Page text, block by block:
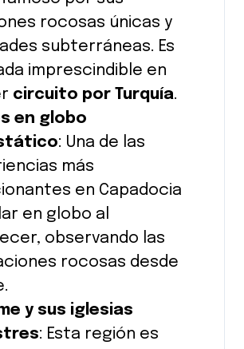
rocosas únicas y
subterráneas. Es
imprescindible en
circuito por Turquía.
en globo
: Una de las
más
en Capadocia
en globo al
observando las
rocosas desde
y sus iglesias
: Esta región es